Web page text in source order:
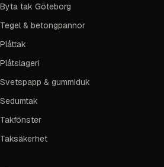
Byta tak Göteborg
Tegel & betongpannor
Plåttak
Plåtslageri
Svetspapp & gummiduk
Sedumtak
Takfönster
Taksäkerhet